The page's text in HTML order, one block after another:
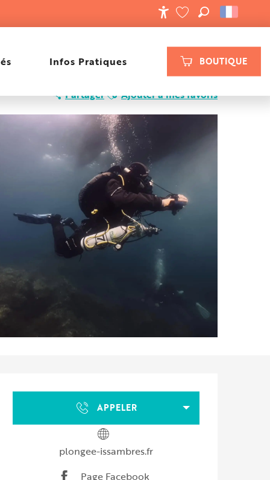
BOUTIQUE
VOIR LES FAVORIS
RECHERCHE
Infos Pratiques
Partager Ajouter à mes favoris
et coordonnées
APPELER
plongee-issambres.fr
Page Facebook